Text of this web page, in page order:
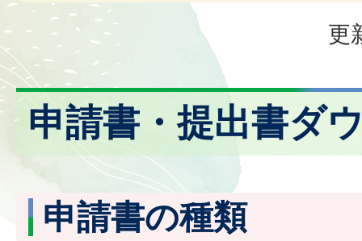
更
申請書・提出書ダ
申請書の種類